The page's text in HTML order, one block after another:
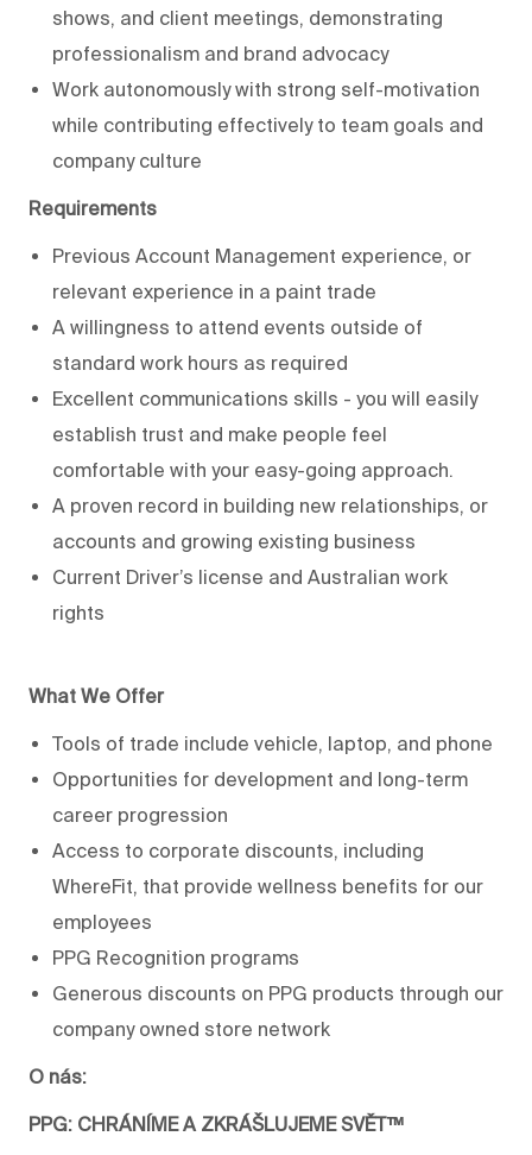
shows, and client meetings, demonstrating
professionalism and brand advocacy
Work autonomously with strong self-motivation
while contributing effectively to team goals and
company culture
Requirements
Previous Account Management experience, or
relevant experience in a paint trade
A willingness to attend events outside of
standard work hours as required
Excellent communications skills - you will easily
establish trust and make people feel
comfortable with your easy-going approach.
A proven record in building new relationships, or
accounts and growing existing business
Current Driver’s license and Australian work
rights
What We Offer
Tools of trade include vehicle, laptop, and phone
Opportunities for development and long-term
career progression
Access to corporate discounts, including
WhereFit, that provide wellness benefits for our
employees
PPG Recognition programs
Generous discounts on PPG products through our
company owned store network
O nás:
PPG: CHRÁNÍME A ZKRÁŠLUJEME SVĚT™